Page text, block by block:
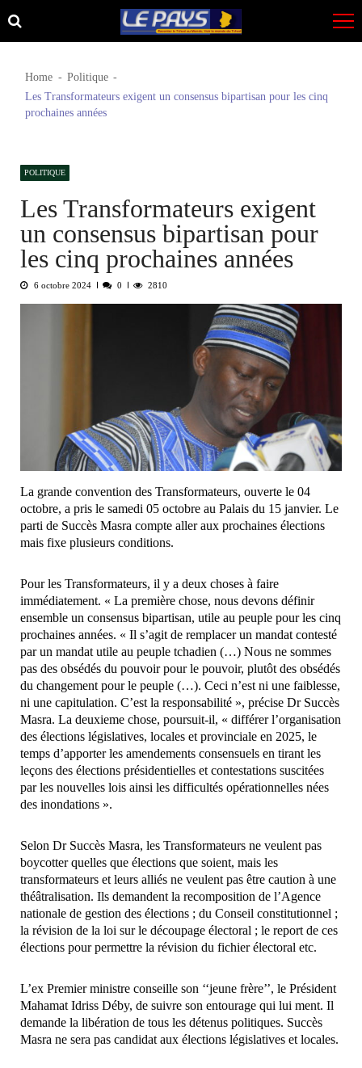
Skip
to
Skip
to
Home
Politique
Les Transformateurs exigent un consensus bipartisan pour les cinq
prochaines années
POLITIQUE
Les Transformateurs exigent
un consensus bipartisan pour
les cinq prochaines années
6 octobre 2024 0 2810
La grande convention des Transformateurs, ouverte le 04
octobre, a pris le samedi 05 octobre au Palais du 15 janvier. Le
parti de Succès Masra compte aller aux prochaines élections
mais fixe plusieurs conditions.
Pour les Transformateurs, il y a deux choses à faire
immédiatement. « La première chose, nous devons définir
ensemble un consensus bipartisan, utile au peuple pour les cinq
prochaines années. « Il s’agit de remplacer un mandat contesté
par un mandat utile au peuple tchadien (…) Nous ne sommes
pas des obsédés du pouvoir pour le pouvoir, plutôt des obsédés
du changement pour le peuple (…). Ceci n’est ni une faiblesse,
ni une capitulation. C’est la responsabilité », précise Dr Succès
Masra. La deuxieme chose, poursuit-il, « différer l’organisation
des élections législatives, locales et provinciale en 2025, le
temps d’apporter les amendements consensuels en tirant les
leçons des élections présidentielles et contestations suscitées
par les nouvelles lois ainsi les difficultés opérationnelles nées
des inondations ».
Selon Dr Succès Masra, les Transformateurs ne veulent pas
boycotter quelles que élections que soient, mais les
transformateurs et leurs alliés ne veulent pas être caution à une
théâtralisation. Ils demandent la recomposition de l’Agence
nationale de gestion des élections ; du Conseil constitutionnel ;
la révision de la loi sur le découpage électoral ; le report de ces
élections pour permettre la révision du fichier électoral etc.
L’ex Premier ministre conseille son ‘‘jeune frère’’, le Président
Mahamat Idriss Déby, de suivre son entourage qui lui ment. Il
demande la libération de tous les détenus politiques. Succès
Masra ne sera pas candidat aux élections législatives et locales.